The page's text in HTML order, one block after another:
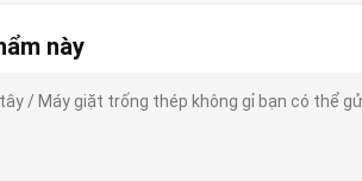
này
/ Máy giặt trống thép không gỉ bạn có thể